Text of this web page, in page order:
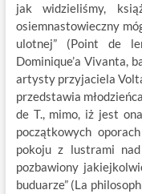
jak widzieliśmy,
osiemnastowieczny
ulotnej” (Point de
Dominique’a Vivanta,
artysty przyjaciela
przedstawia
de T., mimo, iż jest
początkowych
pokoju z lustrami
pozbawiony
buduarze” (La